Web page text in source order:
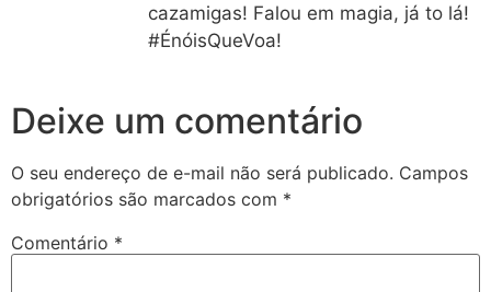
cazamigas! Falou em magia, já to lá!
#ÉnóisQueVoa!
Deixe um comentário
O seu endereço de e-mail não será publicado. Campos
obrigatórios são marcados com *
Comentário *